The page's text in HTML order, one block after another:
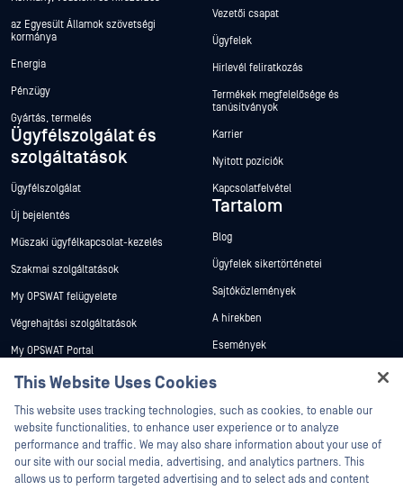
az Egyesült Államok szövetségi
kormánya
Energia
Pénzügy
Gyártás, termelés
Ügyfélszolgálat és
szolgáltatások
Ügyfélszolgálat
Új bejelentés
Műszaki ügyfélkapcsolat-kezelés
Szakmai szolgáltatások
My OPSWAT felügyelete
Végrehajtási szolgáltatások
My OPSWAT Portal
Műszaki dokumentáció
Képzések
Biztonsági sebezhetőségi program
Partnerek
Tanúsítvány
Vezetői csapat
Ügyfelek
Hírlevél feliratkozás
Termékek megfelelősége és
tanúsítványok
Karrier
Nyitott pozíciók
Kapcsolatfelvétel
Tartalom
Blog
Ügyfelek sikertörténetei
Sajtóközlemények
A hírekben
Események
Fehér könyvek
This Website Uses Cookies
This website uses tracking technologies, such as cookies, to enable our
website functionalities, to enhance user experience or to analyze
performance and traffic. We may also share information about your use of
our site with our social media, advertising, and analytics partners. This
allows us to perform targeted advertising and to select ads and content
Hey there!
I'm Ozzy, your OPSWAT virtual assistant.
How can I help you secure what's critical
today?